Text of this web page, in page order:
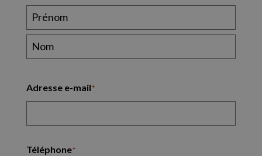
Adresse e-mail*
Téléphone*